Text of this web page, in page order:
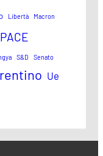
Libertà Macron
PACE
S&D Senato
Ue